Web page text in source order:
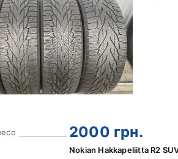
2000 грн.
Nokian Hakkapeliitta R2